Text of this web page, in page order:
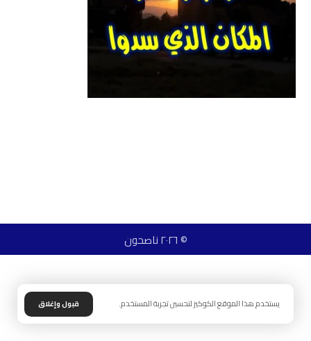
© ٢٠٢٦ ناصحون
يستخدم هذا الموقع الكوكيز لتحسين تجربة المستخدم. قبول وإغلاق